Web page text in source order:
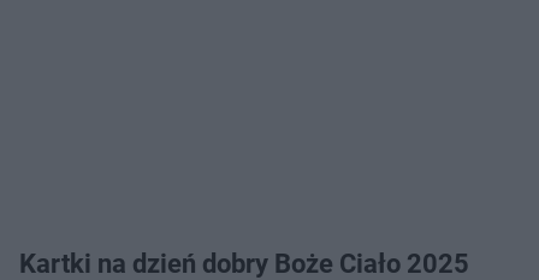
Kartki na dzień dobry Boże Ciało 2025